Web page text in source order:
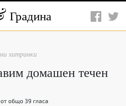
Градина
хитринки
домашен течен
от общо 39 гласа